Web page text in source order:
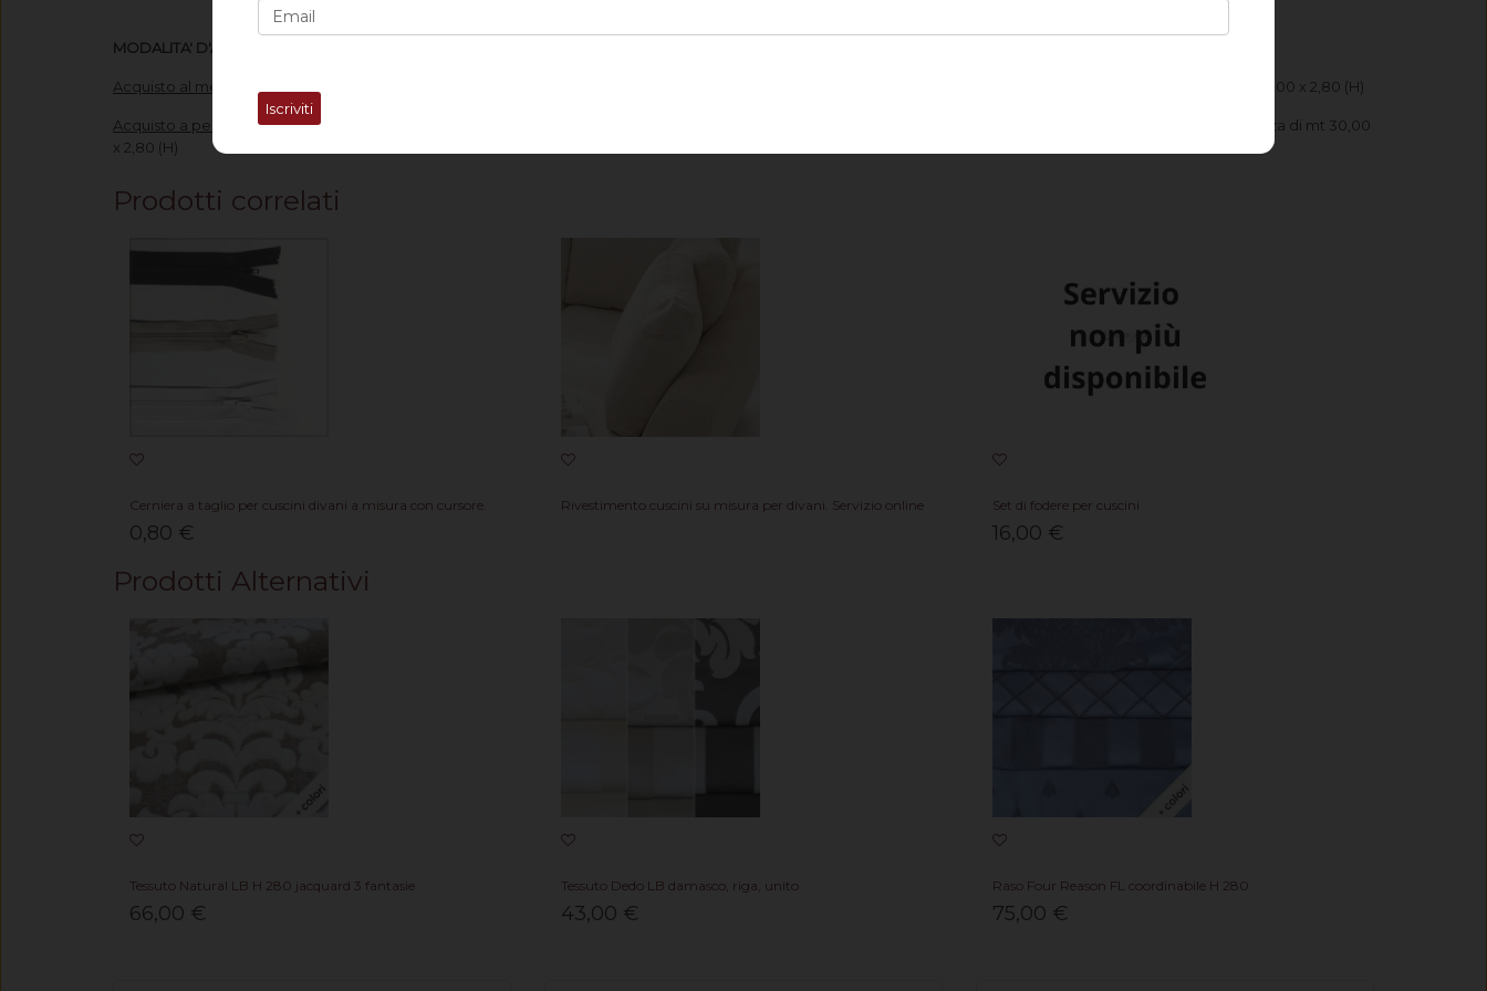
MODALITA' D'ACQUISTO
Acquisto al metro: imposta nella voce "Quantità" il numero di metri necessari. Es: Per ordinare 4 mt di tessuto, imposterò la quantità 4 per ricevere un taglio di mt 4,00 x 2,80 (H)
Acquisto a pezza:
imposta nella voce "Quantità" il numero di pezze necessarie. Es: Per ordinare 30 mt di tessuto, imposterò la quantità 1 per ricevere un'intera pezza di mt 30,00
x 2,80 (H)
Prodotti correlati
Cerniera a taglio per cuscini divani a misura con cursore.
0,80 €
Rivestimento cuscini su misura per divani. Servizio online Set di fodere per cuscini
16,00 €
Prodotti Alternativi
Tessuto Natural LB H 280 jacquard 3 fantasie
66,00 €
Tessuto Dedo LB damasco, riga, unito
43,00 €
Raso Four Reason FL coordinabile H 280
75,00 €
Iscriviti